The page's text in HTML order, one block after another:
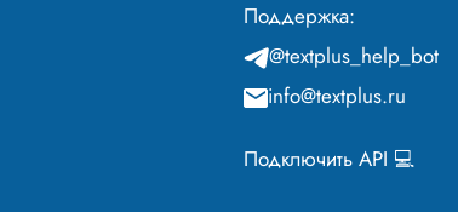
Поддержка:
@textplus_help_bot
info@textplus.ru
Подключить API 💻